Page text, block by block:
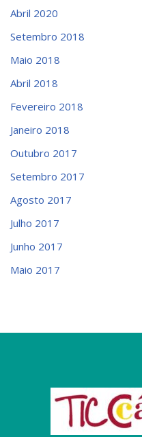
Abril 2020
Setembro 2018
Maio 2018
Abril 2018
Fevereiro 2018
Janeiro 2018
Outubro 2017
Setembro 2017
Agosto 2017
Julho 2017
Junho 2017
Maio 2017